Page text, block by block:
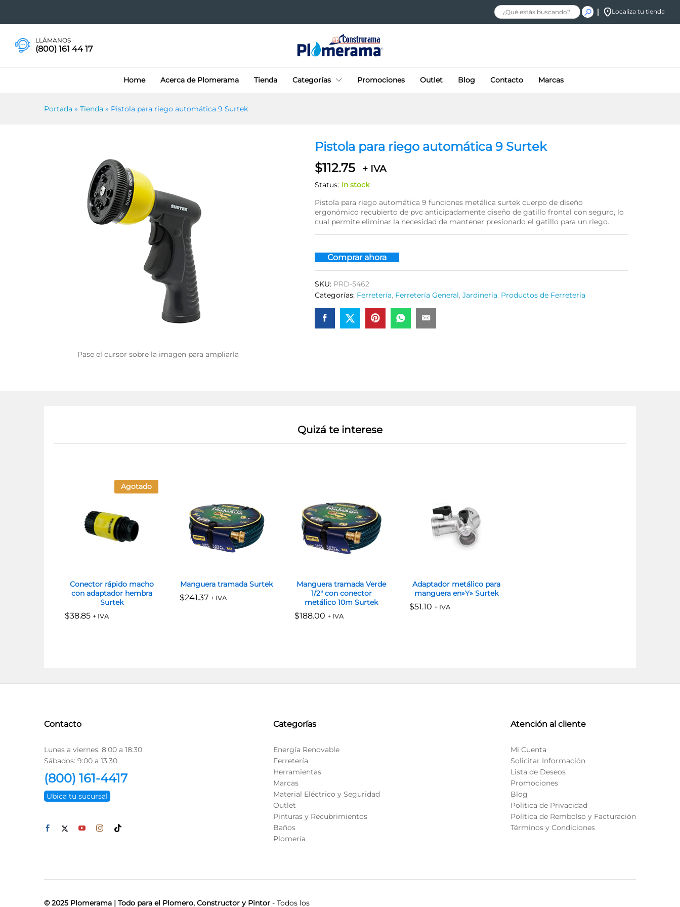
Localiza tu tienda
LLÁMANOS
(800) 161 44 17
Home Acerca de Plomerama Tienda Categorías Promociones Outlet Blog Contacto Marcas
Portada » Tienda » Pistola para riego automática 9 Surtek
Pase el cursor sobre la imagen para ampliarla
Pistola para riego automática 9 Surtek
$112.75 + IVA
Status: In stock
Pistola para riego automática 9 funciones metálica surtek cuerpo de diseño
ergonómico recubierto de pvc anticipadamente diseño de gatillo frontal con seguro, lo
cual permite eliminar la necesidad de mantener presionado el gatillo para un riego.
Comprar ahora
SKU: PRD-5462
Categorías: Ferretería, Ferretería General,Jardinería, Productos de Ferretería
Quizá te interese
Agotado
Conector rápido macho
con adaptador hembra
Surtek
$38.85 + IVA
$38.85
Manguera tramada Surtek
$241.37 + IVA
$241.37
Manguera tramada Verde
1/2″ con conector
metálico 10m Surtek
$188.00 + IVA
$188.00
Adaptador metálico para
manguera en»Y» Surtek
$51.10 + IVA
$51.10
Contacto
Lunes a viernes: 8:00 a 18:30
Sábados: 9:00 a 13:30
(800) 161-4417
Ubica tu sucursal
Categorías
Energía Renovable
Ferretería
Herramientas
Marcas
Material Eléctrico y Seguridad
Outlet
Pinturas y Recubrimientos
Baños
Plomería
Atención al cliente
Mi Cuenta
Solicitar Información
Lista de Deseos
Promociones
Blog
Política de Privacidad
Política de Rembolso y Facturación
Términos y Condiciones
© 2025 Plomerama | Todo para el Plomero, Constructor y Pintor - Todos los
112.75 + IVA Añadir al carrito